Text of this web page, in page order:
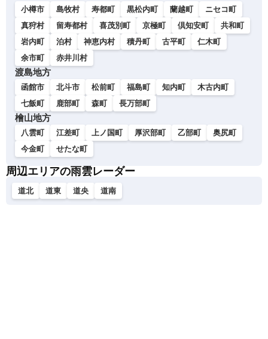
小樽市 島牧村 寿都町 黒松内町 蘭越町
ニセコ町
真狩村
留寿都村 喜茂別町 京極町 倶知安町
共和町
岩内町
泊村 神恵内村 積丹町 古平町
仁木町
余市町
赤井川村
渡島地方
函館市 北斗市 松前町 福島町 知内町
木古内町
七飯町
鹿部町 森町 長万部町
檜山地方
八雲町 江差町 上ノ国町 厚沢部町 乙部町
奥尻町
今金町
せたな町
周辺エリアの雨雲レーダー
道北 道東 道央 道南